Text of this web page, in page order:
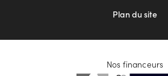
Plan du site
Nos financeurs